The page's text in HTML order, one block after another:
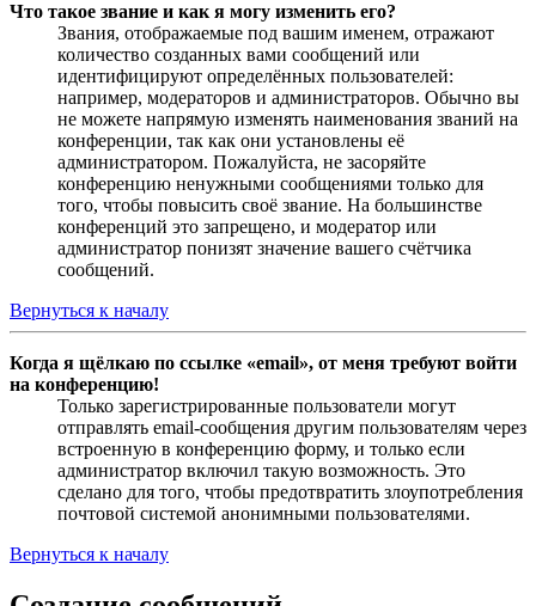
Что такое звание и как я могу изменить его?
Звания, отображаемые под вашим именем, отражают
количество созданных вами сообщений или
идентифицируют определённых пользователей:
например, модераторов и администраторов. Обычно вы
не можете напрямую изменять наименования званий на
конференции, так как они установлены её
администратором. Пожалуйста, не засоряйте
конференцию ненужными сообщениями только для
того, чтобы повысить своё звание. На большинстве
конференций это запрещено, и модератор или
администратор понизят значение вашего счётчика
сообщений.
Вернуться к началу
Когда я щёлкаю по ссылке «email», от меня требуют войти
на конференцию!
Только зарегистрированные пользователи могут
отправлять email-сообщения другим пользователям через
встроенную в конференцию форму, и только если
администратор включил такую возможность. Это
сделано для того, чтобы предотвратить злоупотребления
почтовой системой анонимными пользователями.
Вернуться к началу